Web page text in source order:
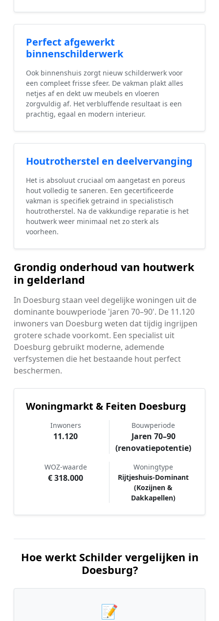
Perfect afgewerkt
binnenschilderwerk
Ook binnenshuis zorgt nieuw schilderwerk voor
een compleet frisse sfeer. De vakman plakt alles
netjes af en dekt uw meubels en vloeren
zorgvuldig af. Het verbluffende resultaat is een
prachtig, egaal en modern interieur.
Houtrotherstel en deelvervanging
Het is absoluut cruciaal om aangetast en poreus
hout volledig te saneren. Een gecertificeerde
vakman is specifiek getraind in specialistisch
houtrotherstel. Na de vakkundige reparatie is het
houtwerk weer minimaal net zo sterk als
voorheen.
Grondig onderhoud van houtwerk
in gelderland
In Doesburg staan veel degelijke woningen uit de
dominante bouwperiode 'jaren 70–90'. De 11.120
inwoners van Doesburg weten dat tijdig ingrijpen
grotere schade voorkomt. Een specialist uit
Doesburg gebruikt moderne, ademende
verfsystemen die het bestaande hout perfect
beschermen.
Woningmarkt & Feiten Doesburg
Inwoners
11.120
Bouwperiode
Jaren 70–90
(renovatiepotentie)
WOZ-waarde
€ 318.000
Woningtype
Rijtjeshuis-Dominant
(Kozijnen &
Dakkapellen)
Hoe werkt Schilder vergelijken in
Doesburg?
📝